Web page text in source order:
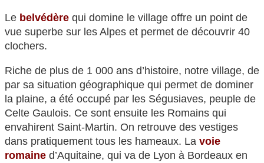
Le belvédère qui domine le village offre un point de
vue superbe sur les Alpes et permet de découvrir 40
clochers.
Riche de plus de 1 000 ans d’histoire, notre village, de
par sa situation géographique qui permet de dominer
la plaine, a été occupé par les Ségusiaves, peuple de
Celte Gaulois. Ce sont ensuite les Romains qui
envahirent Saint-Martin. On retrouve des vestiges
dans pratiquement tous les hameaux. La voie
romaine d’Aquitaine, qui va de Lyon à Bordeaux en